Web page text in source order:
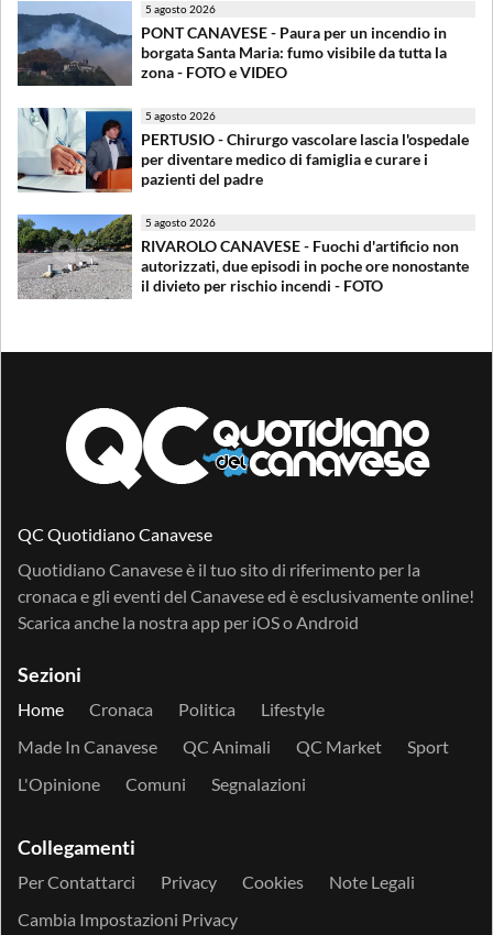
5 agosto 2026
PONT CANAVESE - Paura per un incendio in
borgata Santa Maria: fumo visibile da tutta la
zona - FOTO e VIDEO
5 agosto 2026
PERTUSIO - Chirurgo vascolare lascia l'ospedale
per diventare medico di famiglia e curare i
pazienti del padre
5 agosto 2026
RIVAROLO CANAVESE - Fuochi d'artificio non
autorizzati, due episodi in poche ore nonostante
il divieto per rischio incendi - FOTO
QC Quotidiano Canavese
Quotidiano Canavese è il tuo sito di riferimento per la
cronaca e gli eventi del Canavese ed è esclusivamente online!
Scarica anche la nostra app per iOSo Android
Sezioni
Home Cronaca Politica
Lifestyle
Made In Canavese
QC Animali QC Market
Sport
L'Opinione
Comuni Segnalazioni
Collegamenti
Per Contattarci Privacy Cookies
Note Legali
Cambia Impostazioni Privacy